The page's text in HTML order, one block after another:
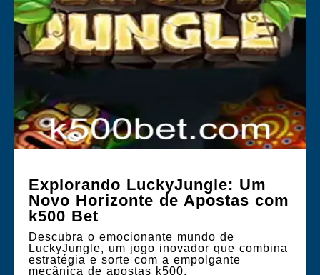
Explorando LuckyJungle: Um
Novo Horizonte de Apostas com
k500 Bet
Descubra o emocionante mundo de
LuckyJungle, um jogo inovador que combina
estratégia e sorte com a empolgante
mecânica de apostas k500.